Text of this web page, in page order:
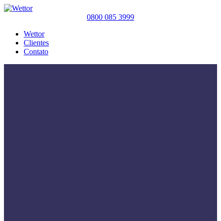
0800 085 3999
Wettor
Clientes
Contato